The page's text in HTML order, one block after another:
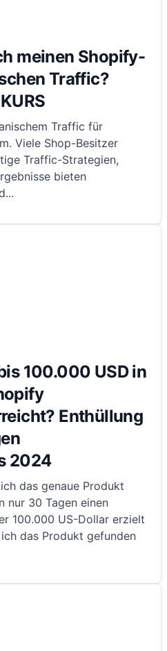
meinen Shopify-
Traffic?
Traffic für
Viele Shop-Besitzer
Traffic-Strategien,
bieten
...
100.000 USD in
Enthüllung
2024
das genaue Produkt
nur 30 Tagen einen
100.000 US-Dollar erzielt
das Produkt gefunden